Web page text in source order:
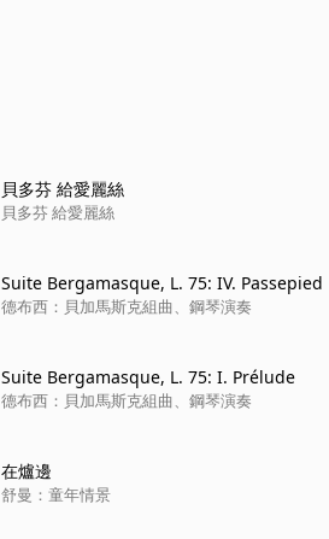
貝多芬 給愛麗絲
貝多芬 給愛麗絲
Suite Bergamasque, L. 75: IV. Passepied
德布西：貝加馬斯克組曲、鋼琴演奏
Suite Bergamasque, L. 75: I. Prélude
德布西：貝加馬斯克組曲、鋼琴演奏
在爐邊
舒曼：童年情景